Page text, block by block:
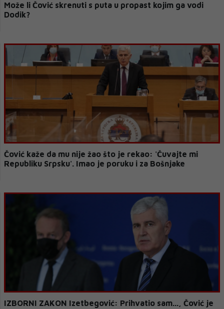
Može li Čović skrenuti s puta u propast kojim ga vodi
Dodik?
Čović kaže da mu nije žao što je rekao: 'Čuvajte mi
Republiku Srpsku'. Imao je poruku i za Bošnjake
IZBORNI ZAKON Izetbegović: Prihvatio sam..., Čović je